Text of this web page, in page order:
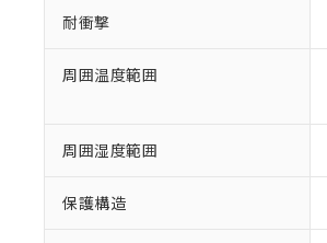
耐衝撃
周囲温度範囲
周囲湿度範囲
保護構造